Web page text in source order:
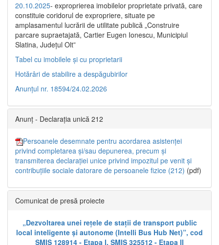
20.10.2025- exproprierea imobilelor proprietate privată, care
constituie coridorul de expropriere, situate pe
amplasamentul lucrării de utilitate publică „Construire
parcare supraetajată, Cartier Eugen Ionescu, Municipiul
Slatina, Județul Olt”
Tabel cu imobilele și cu proprietarii
Hotărâri de stabilire a despăgubirilor
Anunțul nr. 18594/24.02.2026
Anunț - Declarația unică 212
Persoanele desemnate pentru acordarea asistenței
privind completarea și/sau depunerea, precum și
transmiterea declarației unice privind impozitul pe venit și
contribuțiile sociale datorare de persoanele fizice (212) (pdf)
Comunicat de presă proiecte
„Dezvoltarea unei rețele de stații de transport public
local inteligente și autonome (Intelli Bus Hub Net)”, cod
SMIS 128914 - Etapa I, SMIS 325512 - Etapa II